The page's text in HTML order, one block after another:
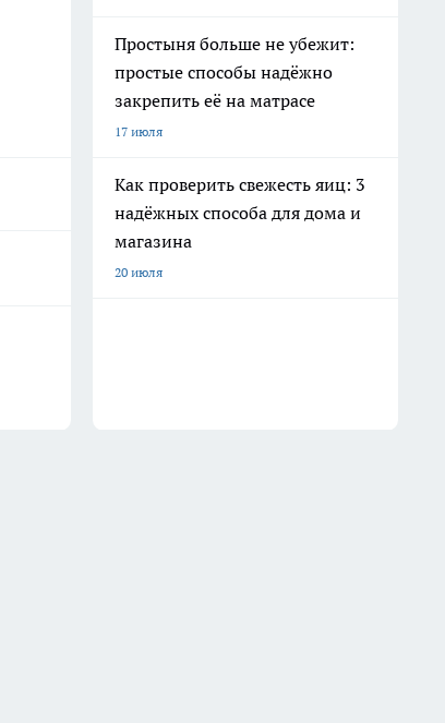
Простыня больше не убежит:
простые способы надёжно
закрепить её на матрасе
17 июля
Как проверить свежесть яиц: 3
надёжных способа для дома и
магазина
20 июля